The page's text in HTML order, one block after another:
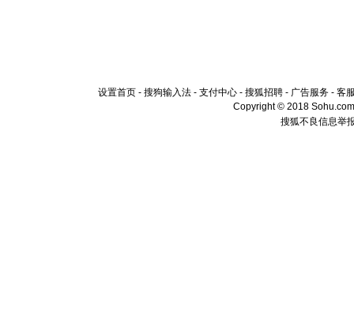
设置首页 - 搜狗输入法 - 支付中心 - 搜狐招聘 - 广告服务 - 客
Copyright © 2018
搜狐不良信息举